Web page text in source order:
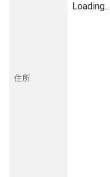
住所
Loading...